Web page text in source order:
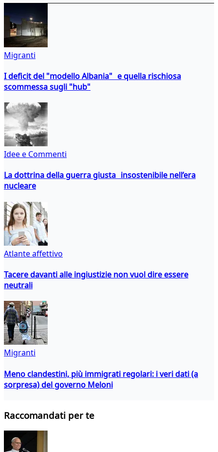
Migranti
I deficit del "modello Albania" e quella rischiosa
scommessa sugli "hub"
Idee e Commenti
La dottrina della guerra giusta insostenibile nell’era
nucleare
Atlante affettivo
Tacere davanti alle ingiustizie non vuol dire essere
neutrali
Migranti
Meno clandestini, più immigrati regolari: i veri dati (a
sorpresa) del governo Meloni
Raccomandati per te